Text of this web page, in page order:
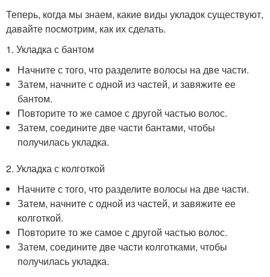
Теперь, когда мы знаем, какие виды укладок существуют,
давайте посмотрим, как их сделать.
1. Укладка с бантом
Начните с того, что разделите волосы на две части.
Затем, начните с одной из частей, и завяжите ее
бантом.
Повторите то же самое с другой частью волос.
Затем, соедините две части бантами, чтобы
получилась укладка.
2. Укладка с колготкой
Начните с того, что разделите волосы на две части.
Затем, начните с одной из частей, и завяжите ее
колготкой.
Повторите то же самое с другой частью волос.
Затем, соедините две части колготками, чтобы
получилась укладка.